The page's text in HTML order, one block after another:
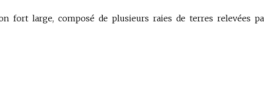
fort large, composé de plusieurs raies de terres relevées